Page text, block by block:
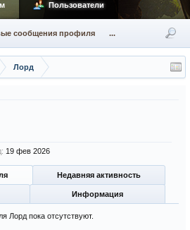
Лорд
19 фев 2026
Недавняя активность
Информация
Лорд пока отсутствуют.
Пользователи
сообщения профиля ...